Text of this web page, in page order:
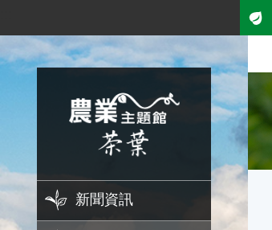
跳到主要內容
農業知識入口網
新聞資訊